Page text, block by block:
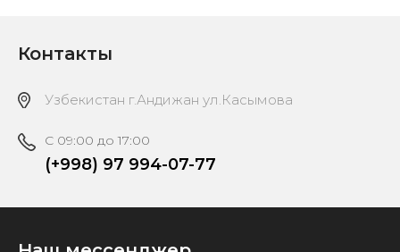
Контакты
Узбекистан г.Андижан ул.Касымова
C 09:00 до 17:00
(+998) 97 994-07-77